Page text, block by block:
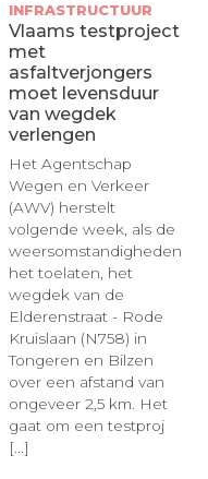
INFRASTRUCTUUR
Vlaams testproject
met
asfaltverjongers
moet levensduur
van wegdek
verlengen
Het Agentschap
Wegen en Verkeer
(AWV) herstelt
volgende week, als de
weersomstandigheden
het toelaten, het
wegdek van de
Elderenstraat - Rode
Kruislaan (N758) in
Tongeren en Bilzen
over een afstand van
ongeveer 2,5 km. Het
gaat om een testproj
[...]